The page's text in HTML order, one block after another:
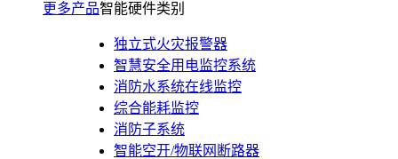
更多产品智能硬件类别
独立式火灾报警器
智慧安全用电监控系统
消防水系统在线监控
综合能耗监控
消防子系统
智能空开/物联网断路器